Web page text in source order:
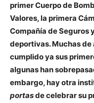
primer Cuerpo de
Valores, la primera
Compañía de Seguros
deportivas. Muchas
cumplido ya sus
algunas han
embargo, hay otra
portasde celebrar su